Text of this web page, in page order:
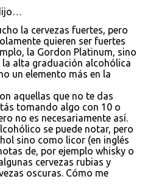
la cervezas fuertes, pero
quieren ser fuertes
la Gordon Platinum, sino
la alta graduación alcohólica
un elemento más en la
aquellas que no te das
tomando algo con 10 o
no es necesariamente así.
se puede notar, pero
sino como licor (en inglés
de, por ejemplo whisky o
cervezas rubias y
oscuras. Cómo me